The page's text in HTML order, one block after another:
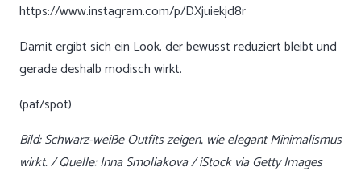
https://www.instagram.com/p/DXjuiekjd8r
Damit ergibt sich ein Look, der bewusst reduziert bleibt und
gerade deshalb modisch wirkt.
(paf/spot)
Bild: Schwarz-weiße Outfits zeigen, wie elegant Minimalismus
wirkt. / Quelle: Inna Smoliakova / iStock via Getty Images